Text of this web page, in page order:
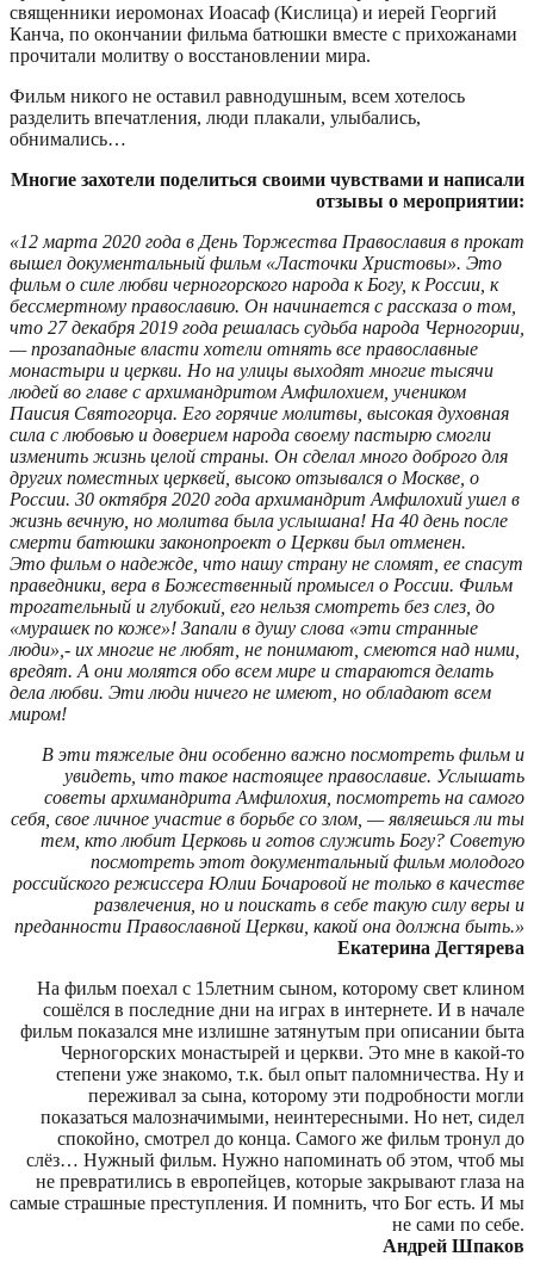
священники иеромонах Иоасаф (Кислица) и иерей Георгий
Канча, по окончании фильма батюшки вместе с прихожанами
прочитали молитву о восстановлении мира.
Фильм никого не оставил равнодушным, всем хотелось
разделить впечатления, люди плакали, улыбались,
обнимались…
Многие захотели поделиться своими чувствами и написали
отзывы о мероприятии:
«12 марта 2020 года в День Торжества Православия в прокат
вышел документальный фильм «Ласточки Христовы». Это
фильм о силе любви черногорского народа к Богу, к России, к
бессмертному православию. Он начинается с рассказа о том,
что 27 декабря 2019 года решалась судьба народа Черногории,
— прозападные власти хотели отнять все православные
монастыри и церкви. Но на улицы выходят многие тысячи
людей во главе с архимандритом Амфилохием, учеником
Паисия Святогорца. Его горячие молитвы, высокая духовная
сила с любовью и доверием народа своему пастырю смогли
изменить жизнь целой страны. Он сделал много доброго для
других поместных церквей, высоко отзывался о Москве, о
России. 30 октября 2020 года архимандрит Амфилохий ушел в
жизнь вечную, но молитва была услышана! На 40 день после
смерти батюшки законопроект о Церкви был отменен.
Это фильм о надежде, что нашу страну не сломят, ее спасут
праведники, вера в Божественный промысел о России. Фильм
трогательный и глубокий, его нельзя смотреть без слез, до
«мурашек по коже»! Запали в душу слова «эти странные
люди»,- их многие не любят, не понимают, смеются над ними,
вредят. А они молятся обо всем мире и стараются делать
дела любви. Эти люди ничего не имеют, но обладают всем
миром!
В эти тяжелые дни особенно важно посмотреть фильм и
увидеть, что такое настоящее православие. Услышать
советы архимандрита Амфилохия, посмотреть на самого
себя, свое личное участие в борьбе со злом, — являешься ли ты
тем, кто любит Церковь и готов служить Богу? Советую
посмотреть этот документальный фильм молодого
российского режиссера Юлии Бочаровой не только в качестве
развлечения, но и поискать в себе такую силу веры и
преданности Православной Церкви, какой она должна быть.»
Екатерина Дегтярева
На фильм поехал с 15летним сыном, которому свет клином
сошёлся в последние дни на играх в интернете. И в начале
фильм показался мне излишне затянутым при описании быта
Черногорских монастырей и церкви. Это мне в какой-то
степени уже знакомо, т.к. был опыт паломничества. Ну и
переживал за сына, которому эти подробности могли
показаться малозначимыми, неинтересными. Но нет, сидел
спокойно, смотрел до конца. Самого же фильм тронул до
слёз… Нужный фильм. Нужно напоминать об этом, чтоб мы
не превратились в европейцев, которые закрывают глаза на
самые страшные преступления. И помнить, что Бог есть. И мы
не сами по себе.
Андрей Шпаков